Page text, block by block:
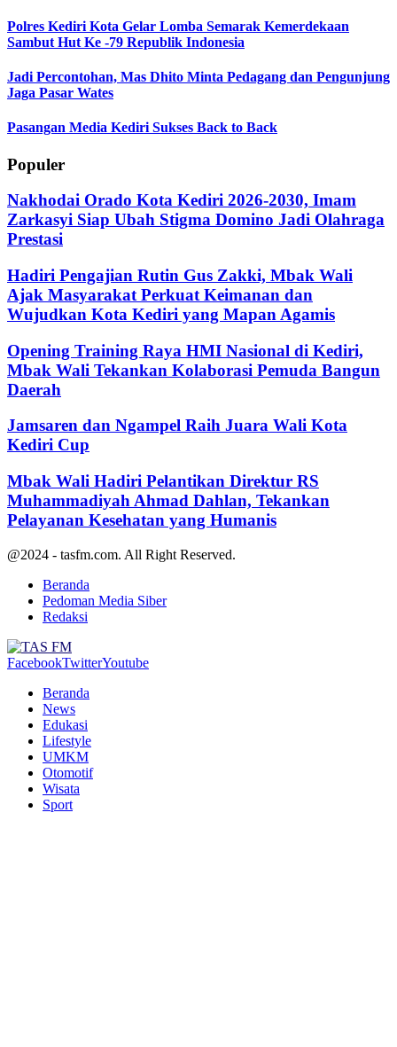
Polres Kediri Kota Gelar Lomba Semarak Kemerdekaan
Sambut Hut Ke -79 Republik Indonesia
Jadi Percontohan, Mas Dhito Minta Pedagang dan Pengunjung
Jaga Pasar Wates
Pasangan Media Kediri Sukses Back to Back
Populer
Nakhodai Orado Kota Kediri 2026-2030, Imam
Zarkasyi Siap Ubah Stigma Domino Jadi Olahraga
Prestasi
Hadiri Pengajian Rutin Gus Zakki, Mbak Wali
Ajak Masyarakat Perkuat Keimanan dan
Wujudkan Kota Kediri yang Mapan Agamis
Opening Training Raya HMI Nasional di Kediri,
Mbak Wali Tekankan Kolaborasi Pemuda Bangun
Daerah
Jamsaren dan Ngampel Raih Juara Wali Kota
Kediri Cup
Mbak Wali Hadiri Pelantikan Direktur RS
Muhammadiyah Ahmad Dahlan, Tekankan
Pelayanan Kesehatan yang Humanis
@2024 - tasfm.com. All Right Reserved.
Beranda
Pedoman Media Siber
Redaksi
FacebookTwitterYoutube
Beranda
News
Edukasi
Lifestyle
UMKM
Otomotif
Wisata
Sport